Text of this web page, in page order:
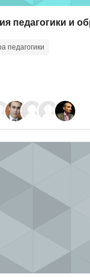
image
name
педагогики и
педагогики
Методология